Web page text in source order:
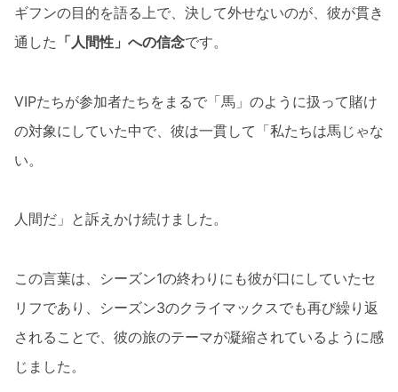
ギフンの目的を語る上で、決して外せないのが、彼が貫き
通した 「人間性」への信念です。
VIPたちが参加者たちをまるで「馬」のように扱って賭け
の対象にしていた中で、彼は一貫して「私たちは馬じゃな
い。
人間だ」と訴えかけ続けました。
この言葉は、シーズン1の終わりにも彼が口にしていたセ
リフであり、シーズン3のクライマックスでも再び繰り返
されることで、彼の旅のテーマが凝縮されているように感
じました。